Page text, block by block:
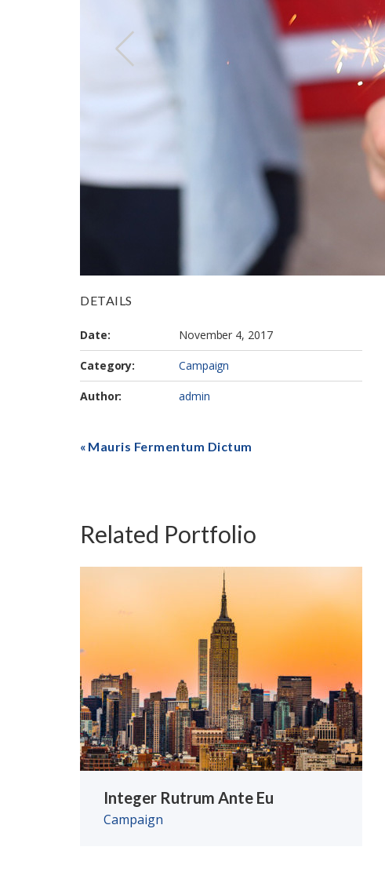
DETAILS
Date: November 4, 2017
Category: Campaign
Author: admin
Mauris Fermentum Dictum
Related Portfolio
Integer Rutrum Ante Eu
Campaign